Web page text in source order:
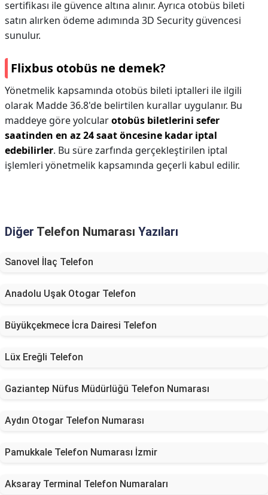
sertifikası ile güvence altına alınır. Ayrıca otobüs bileti
satın alırken ödeme adımında 3D Security güvencesi
sunulur.
Flixbus otobüs ne demek?
Yönetmelik kapsamında otobüs bileti iptalleri ile ilgili
olarak Madde 36.8'de belirtilen kurallar uygulanır. Bu
maddeye göre yolcularotobüs biletlerini sefer
saatinden en az 24 saat öncesine kadar iptal
edebilirler. Bu süre zarfında gerçekleştirilen iptal
işlemleri yönetmelik kapsamında geçerli kabul edilir.
Diğer Telefon Numarası Yazıları
Sanovel İlaç Telefon
Anadolu Uşak Otogar Telefon
Büyükçekmece İcra Dairesi Telefon
Lüx Ereğli Telefon
Gaziantep Nüfus Müdürlüğü Telefon Numarası
Aydın Otogar Telefon Numarası
Pamukkale Telefon Numarası İzmir
Aksaray Terminal Telefon Numaraları